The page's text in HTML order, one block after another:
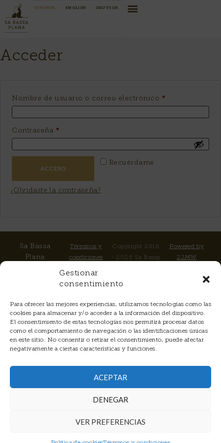
Gestionar
consentimiento
Para ofrecer las mejores experiencias, utilizamos tecnologías como las
cookies para almacenar y/o acceder a la información del dispositivo.
El consentimiento de estas tecnologías nos permitirá procesar datos
como el comportamiento de navegación o las identificaciones únicas
en este sitio. No consentir o retirar el consentimiento, puede afectar
negativamente a ciertas características y funciones.
ACEPTAR
DENEGAR
VER PREFERENCIAS
ESPAÑOL ENGLISH DEUTSCH
Acceder
Nombre de usuario o correo electrónico *
Contraseña *
Recuérdame
ACCESO
¿Olvidaste la contraseña?
Sa Bassa
Plana
km 25 Hm 4
07620
Llucmajor
Spain
Móvil:+34
(Whatsapp)
Términos y
condiciones
Politica de
Copyright 2016
- 2026 Sa Bassa
Powered by
22MW